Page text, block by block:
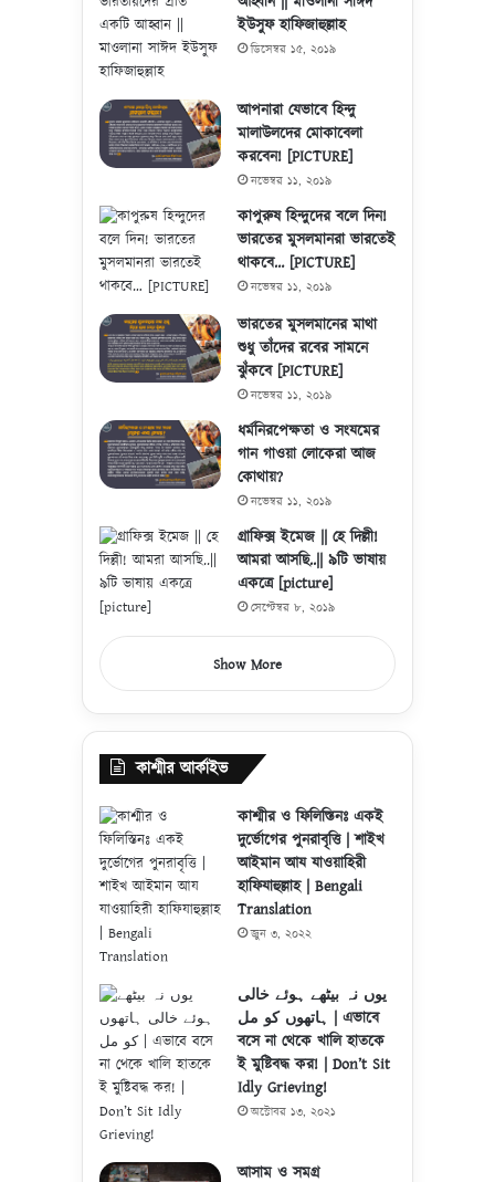
ইউসুফ হাফিজাহুল্লাহ
ডিসেম্বর ১৫, ২০১৯
আপনারা যেভাবে হিন্দু
মালাউলদের মোকাবেলা
করবেন! [PICTURE]
নভেম্বর ১১, ২০১৯
কাপুরুষ হিন্দুদের বলে দিন!
ভারতের মুসলমানরা ভারতেই
থাকবে… [PICTURE]
নভেম্বর ১১, ২০১৯
ভারতের মুসলমানের মাথা
শুধু তাঁদের রবের সামনে
ঝুঁকবে [PICTURE]
নভেম্বর ১১, ২০১৯
ধর্মনিরপেক্ষতা ও সংযমের
গান গাওয়া লোকেরা আজ
কোথায়?
নভেম্বর ১১, ২০১৯
গ্রাফিক্স ইমেজ || হে দিল্লী!
আমরা আসছি..|| ৯টি ভাষায়
একত্রে [picture]
সেপ্টেম্বর ৮, ২০১৯
Show More
কাশ্মীর আর্কাইভ
কাশ্মীর ও ফিলিস্তিনঃ একই
দুর্ভোগের পুনরাবৃত্তি | শাইখ
আইমান আয যাওয়াহিরী
হাফিযাহুল্লাহ | Bengali
Translation
জুন ৩, ২০২২
یوں نہ بیٹھے ہوئے خالی
ہاتھوں کو مل | এভাবে
বসে না থেকে খালি হাতকে
ই মুষ্টিবদ্ধ কর! | Don’t Sit
Idly Grieving!
অক্টোবর ১৩, ২০২১
আসাম ও সমগ্র